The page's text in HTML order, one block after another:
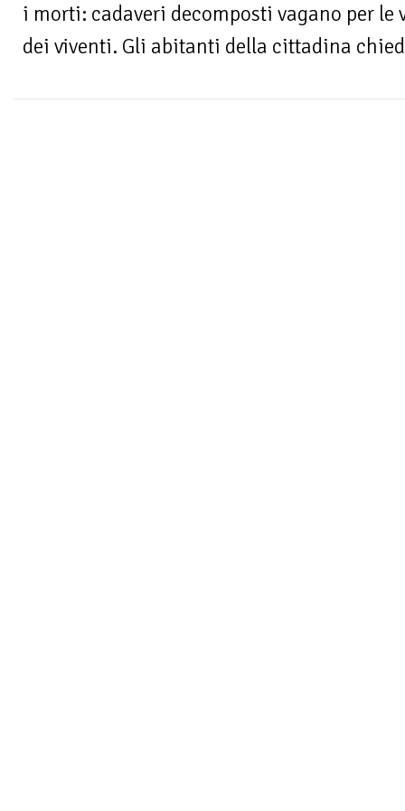
i morti: cadaveri decomposti vagano per le
dei viventi. Gli abitanti della cittadina